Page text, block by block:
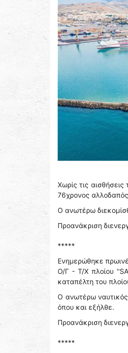
Χωρίς τις
76χρονος
Ο ανωτέρω
Προανάκριση
*****
Ενημερώθηκε
Ο/Γ - Τ/Χ πλοίου
καταπέλτη του
Ο ανωτέρω
όπου και εξήλθε.
Προανάκριση
*****